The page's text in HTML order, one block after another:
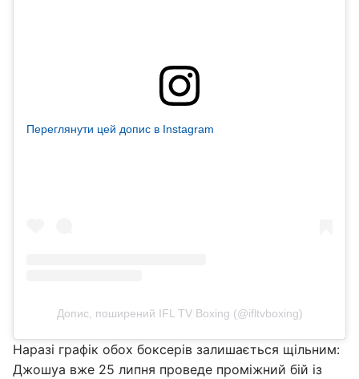
Переглянути цей допис в Instagram
Допис, поширений IFL TV Boxing (@ifltvboxing)
Наразі графік обох боксерів залишається щільним:
Джошуа вже 25 липня проведе проміжний бій із